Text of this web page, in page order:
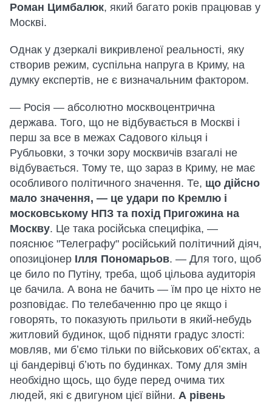
Роман Цимбалюк, який багато років працював у
Москві.
Однак у дзеркалі викривленої реальності, яку
створив режим, суспільна напруга в Криму, на
думку експертів, не є визначальним фактором.
— Росія — абсолютно москвоцентрична
держава. Того, що не відбувається в Москві і
перш за все в межах Садового кільця і
Рубльовки, з точки зору москвичів взагалі не
відбувається. Тому те, що зараз в Криму, не має
особливого політичного значення. Те, що дійсно
мало значення, — це удари по Кремлю і
московському НПЗ та похід Пригожина на
Москву. Це така російська специфіка, —
пояснює "Телеграфу" російський політичний діяч,
опозиціонер Ілля Пономарьов. — Для того, щоб
це било по Путіну, треба, щоб цільова аудиторія
це бачила. А вона не бачить — їм про це ніхто не
розповідає. По телебаченню про це якщо і
говорять, то показують прильоти в який-небудь
житловий будинок, щоб підняти градус злості:
мовляв, ми бʼємо тільки по військових обʼєктах, а
ці бандерівці бʼють по будинках. Тому для змін
необхідно щось, що буде перед очима тих
людей, які є двигуном цієї війни. А рівень